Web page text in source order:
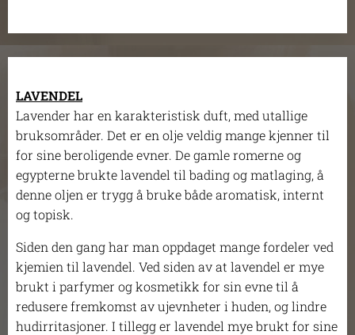
LAVENDEL
Lavender har en karakteristisk duft, med utallige
bruksområder. Det er en olje veldig mange kjenner til
for sine beroligende evner. De gamle romerne og
egypterne brukte lavendel til bading og matlaging, å
denne oljen er trygg å bruke både aromatisk, internt
og topisk.
Siden den gang har man oppdaget mange fordeler ved
kjemien til lavendel. Ved siden av at lavendel er mye
brukt i parfymer og kosmetikk for sin evne til å
redusere fremkomst av ujevnheter i huden, og lindre
hudirritasjoner. I tillegg er lavendel mye brukt for sine